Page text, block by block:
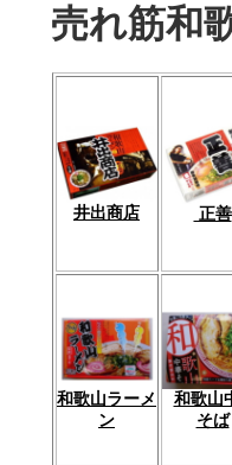
売れ筋和
井出商店 正善
和歌山ラーメ
ン
和歌山
そば